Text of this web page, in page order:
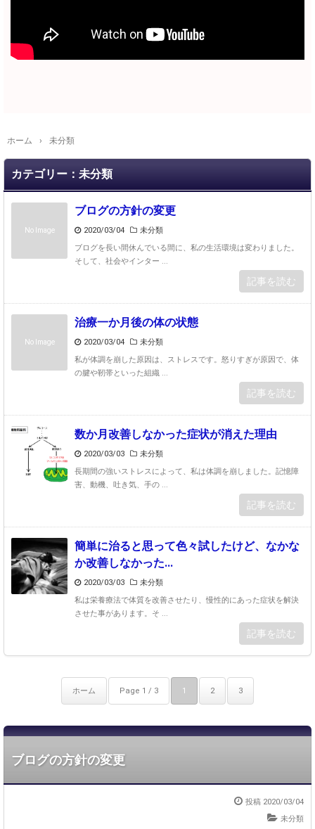
ホーム › 未分類
カテゴリー：未分類
No Image
ブログの方針の変更
2020/03/04
未分類
ブログを長い間休んでいる間に、私の生活環境は変わりました。
そして、社会やインター ...
記事を読む
No Image
治療一か月後の体の状態
2020/03/04
未分類
私が体調を崩した原因は、ストレスです。怒りすぎが原因で、体
の腱や靭帯といった組織 ...
記事を読む
数か月改善しなかった症状が消えた理由
2020/03/03
未分類
長期間の強いストレスによって、私は体調を崩しました。記憶障
害、動機、吐き気、手の ...
記事を読む
簡単に治ると思って色々試したけど、なかな
か改善しなかった...
2020/03/03
未分類
私は栄養療法で体質を改善させたり、慢性的にあった症状を解決
させた事があります。そ ...
記事を読む
ホーム Page 1 / 3 1 2 3
ブログの方針の変更
投稿 2020/03/04
未分類